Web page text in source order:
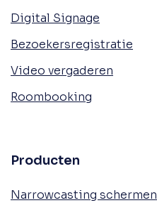
Digital Signage
Bezoekersregistratie
Video vergaderen
Roombooking
Producten
Narrowcasting schermen